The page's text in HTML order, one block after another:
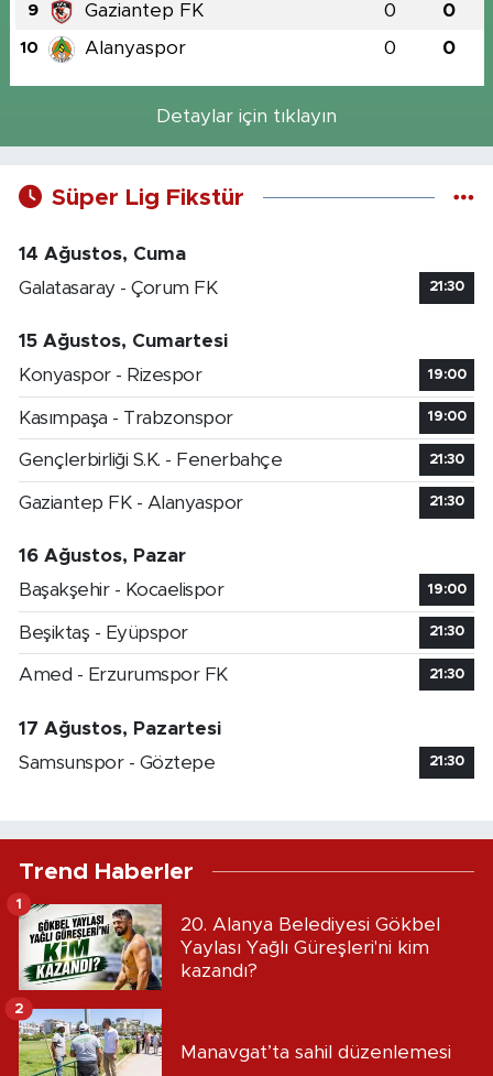
9 Gaziantep FK 0 0
10 Alanyaspor 0 0
Detaylar için tıklayın
Süper Lig Fikstür
14 Ağustos, Cuma
Galatasaray - Çorum FK
21:30
15 Ağustos, Cumartesi
Konyaspor - Rizespor
19:00
Kasımpaşa - Trabzonspor 19:00
Gençlerbirliği S.K. - Fenerbahçe 21:30
Gaziantep FK - Alanyaspor 21:30
16 Ağustos, Pazar
Başakşehir - Kocaelispor
19:00
Beşiktaş - Eyüpspor 21:30
Amed - Erzurumspor FK 21:30
17 Ağustos, Pazartesi
Samsunspor - Göztepe
21:30
Trend Haberler
20. Alanya Belediyesi Gökbel
Yaylası Yağlı Güreşleri'ni kim
kazandı?
1
Manavgat’ta sahil düzenlemesi
2